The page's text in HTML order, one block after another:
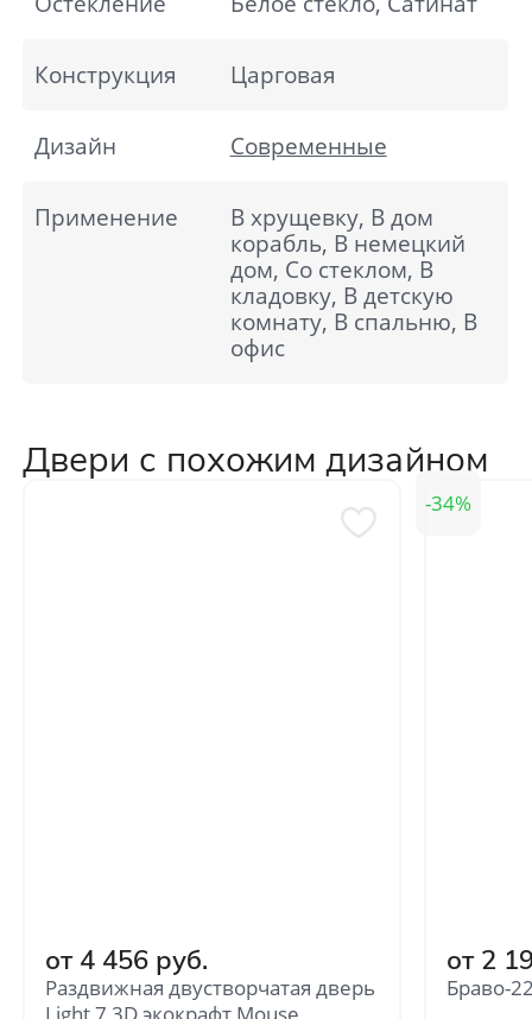
Конструкция Царговая
Дизайн Современные
Применение
В хрущевку, В дом
корабль, В немецкий
дом, Со стеклом, В
кладовку, В детскую
комнату, В спальню, В
офис
Двери с похожим дизайном
от 4 456 руб.
Раздвижная двустворчатая дверь
34
от 2
Браво-